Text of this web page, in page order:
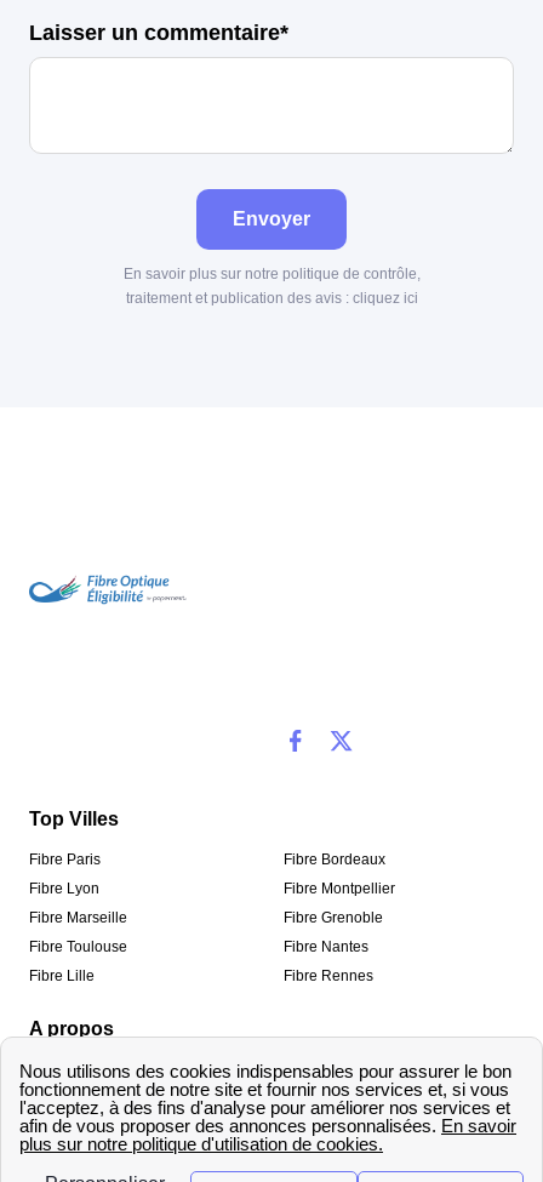
Laisser un commentaire*
Envoyer
En savoir plus sur notre politique de contrôle,
traitement et publication des avis : cliquez ici
Top Villes
Fibre Paris
Fibre Lyon
Fibre Marseille
Fibre Toulouse
Fibre Lille
Fibre Bordeaux
Fibre Montpellier
Fibre Grenoble
Fibre Nantes
Fibre Rennes
A propos
Qui sommes-nous ?
Informations de contact
Méthodologie de classement
Mentions légales
Traitement des avis